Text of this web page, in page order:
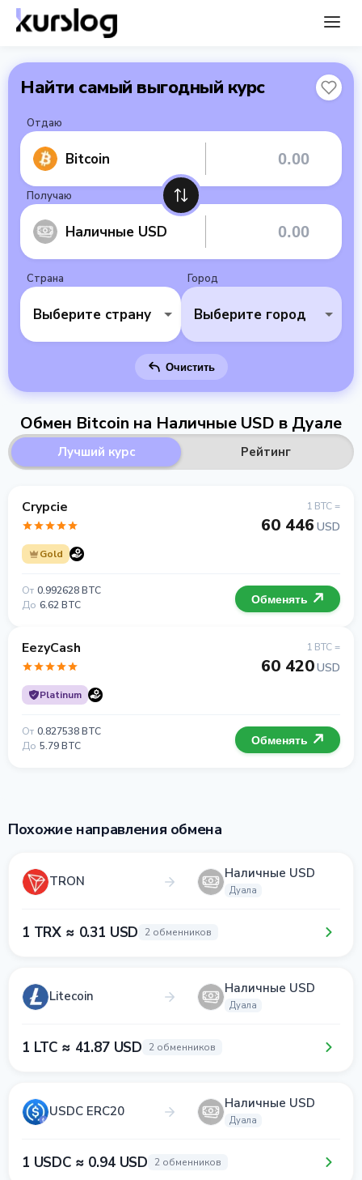
Найти самый выгодный курс
Отдаю
Bitcoin
Получаю
Наличные USD
Страна
Выберите страну
Город
Выберите город
Очистить
Обмен Bitcoin на Наличные USD в Дуале
Лучший курс Рейтинг
Crypcie
Gold
1 BTC =
60 446 USD
От 0.992628 BTC
До 6.62 BTC Обменять
EezyCash
Platinum
1 BTC =
60 420USD
От 0.827538 BTC
До 5.79 BTC Обменять
Похожие направления обмена
TRON Наличные USD
Дуала
1 TRX ≈ 0.31 USD 2 обменников
Litecoin Наличные USD
Дуала
1 LTC ≈ 41.87 USD 2 обменников
USDC ERC20 Наличные USD
Дуала
1 USDC ≈ 0.94 USD 2 обменников